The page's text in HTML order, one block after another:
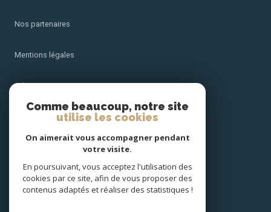
Nos partenaires
Mentions légales
Admin
Nos honoraires
Cookies
Comme beaucoup, notre site
utilise les cookies
On aimerait vous accompagner pendant
votre visite.
En poursuivant, vous acceptez l'utilisation des
cookies par ce site, afin de vous proposer des
contenus adaptés et réaliser des statistiques !